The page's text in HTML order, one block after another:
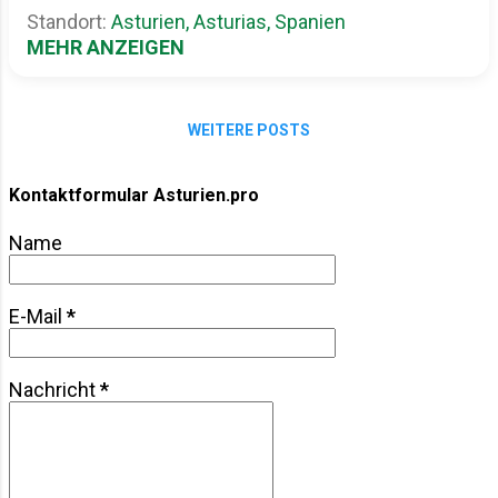
glänzendem Fondant. Nein – das hier ist
ehrliches Dessert-Handwerk. Rustikal, cremig,
schokoladig. So, wie man sie zuhause nach
„ein kleines Stück“ wollen. Die Basis ist einfach:
Schicht für Schicht gestapelt, gekühlt, fertig.
Erinnerung, nach Geborgenheit, nach einem
die Torte fertig ist. Woher die Tarta de la Abuela
kommt Asturien, im grünen Norden Spaniens,
ist bekannt für deftige Küche – Fabada,...
Standort: Asturien, Asturias, Spanien
MEHR ANZEIGEN
WEITERE POSTS
Kontaktformular Asturien.pro
Name
E-Mail *
Nachricht*